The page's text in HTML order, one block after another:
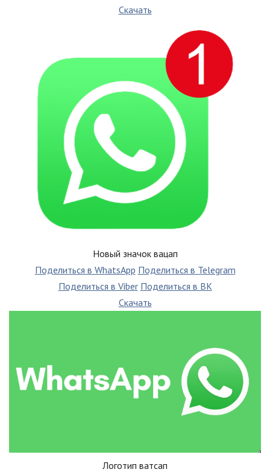
Скачать
Новый значок вацап
Поделиться в WhatsApp Поделиться в Telegram
Поделиться в Viber Поделиться в ВК
Скачать
Логотип ватсап